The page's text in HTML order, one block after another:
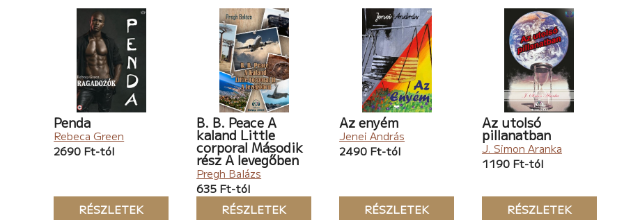
Penda
Rebeca Green
2690 Ft-tól
RÉSZLETEK
B. B. Peace A
kaland Little
corporal Második
rész A levegőben
Pregh Balázs
635 Ft-tól
RÉSZLETEK
Az enyém
Jenei András
2490 Ft-tól
RÉSZLETEK
Az utolsó
pillanatban
J. Simon Aranka
1190 Ft-tól
RÉSZLETEK